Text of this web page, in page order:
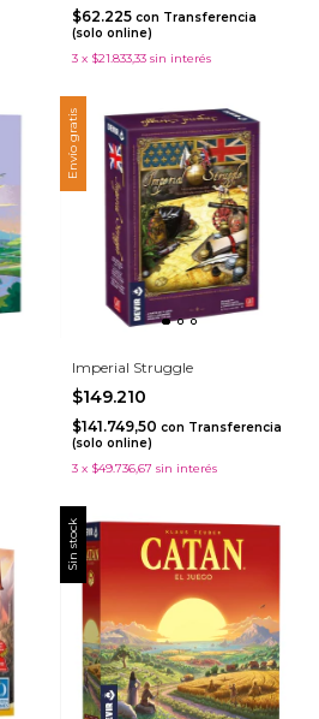
$62.225 con Transferencia
(solo online)
3 x $21.833,33 sin interés
Envío gratis
Imperial Struggle
$149.210
$141.749,50 con Transferencia
(solo online)
3 x $49.736,67 sin interés
Sin stock